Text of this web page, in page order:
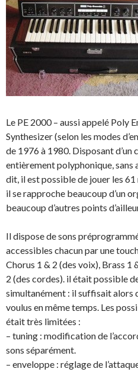
Le PE 2000 – aussi appelé Poly
Synthesizer (selon les modes
de 1976 à 1980. Disposant d’un
entièrement polyphonique,
dit, il est possible de jouer les
il se rapproche beaucoup d’un
beaucoup d’autres points
Il dispose de sons
accessibles chacun par une
Chorus 1 & 2 (des voix), Brass 1
2 (des cordes). il était possible
simultanément : il suffisait alors
voulus en même temps. Les
était très limitées :
– tuning : modification de
sons séparément.
– enveloppe : réglage de